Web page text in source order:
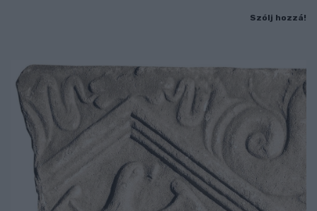
Szólj hozzá!